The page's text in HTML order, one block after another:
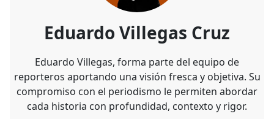
Eduardo Villegas Cruz
Eduardo Villegas, forma parte del equipo de
reporteros aportando una visión fresca y objetiva. Su
compromiso con el periodismo le permiten abordar
cada historia con profundidad, contexto y rigor.